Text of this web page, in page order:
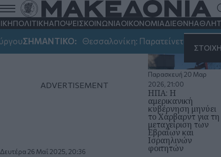
ΠΟΛΙΤΙΚΗΑΠΟΨΕΙΣΚΟΙΝΩΝΙΑΟΙΚΟΝΟΜΙΑΔΙΕΘΝΗ
ΣΗΜΑΝΤΙΚΟ: Θεσσαλονίκη: Παρατείνεται για
Χάρβαρντ
Δευτέρα 26 Μαΐ 2025, 20:36
Παρασκευή 20 Μαρ
2026, 21:00
ΗΠΑ: Η
αμερικανική
κυβέρνηση μηνύει
το Χάρβαρντ για τη
μεταχείριση των
Εβραίων και
Ισραηλινών
φοιτητών